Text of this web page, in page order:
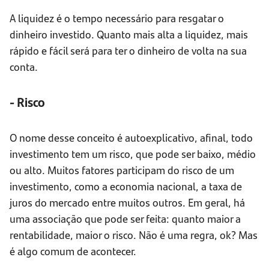
A liquidez é o tempo necessário para resgatar o
dinheiro investido. Quanto mais alta a liquidez, mais
rápido e fácil será para ter o dinheiro de volta na sua
conta.
- Risco
O nome desse conceito é autoexplicativo, afinal, todo
investimento tem um risco, que pode ser baixo, médio
ou alto. Muitos fatores participam do risco de um
investimento, como a economia nacional, a taxa de
juros do mercado entre muitos outros. Em geral, há
uma associação que pode ser feita: quanto maior a
rentabilidade, maior o risco. Não é uma regra, ok? Mas
é algo comum de acontecer.